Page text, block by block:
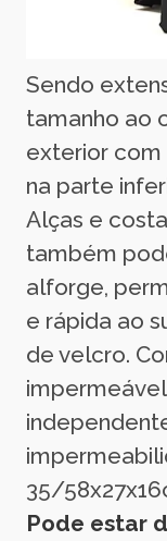
Sendo
tamanho ao
exterior
na parte
Alças e
também
alforge,
e rápida ao
de velcro.
35/
Pode estar